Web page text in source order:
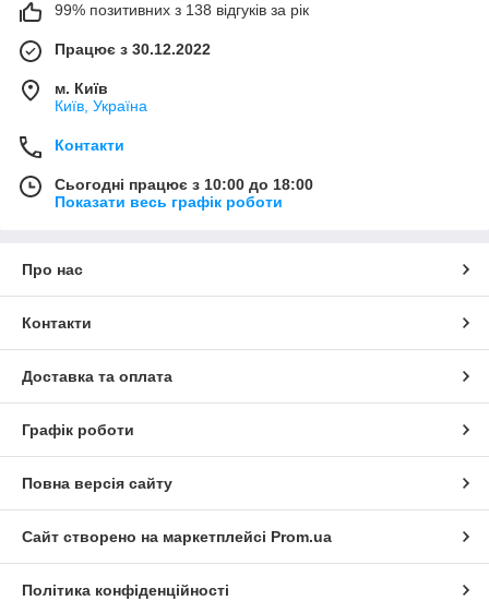
99% позитивних з 138 відгуків за рік
Працює з 30.12.2022
м. Київ
Київ, Україна
Контакти
Сьогодні працює з 10:00 до 18:00
Показати весь графік роботи
Про нас
Контакти
Доставка та оплата
Графік роботи
Повна версія сайту
Сайт створено на маркетплейсі Prom.ua
Політика конфіденційності